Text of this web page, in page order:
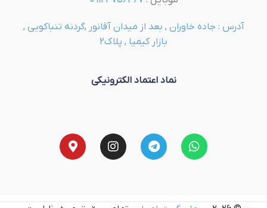
آدرس : جاده خاوران , بعد از میدان آقانور ,گردنه تنباکویی ,
بازار کیمیا , پلاک2
نماد اعتماد الکترونیکی